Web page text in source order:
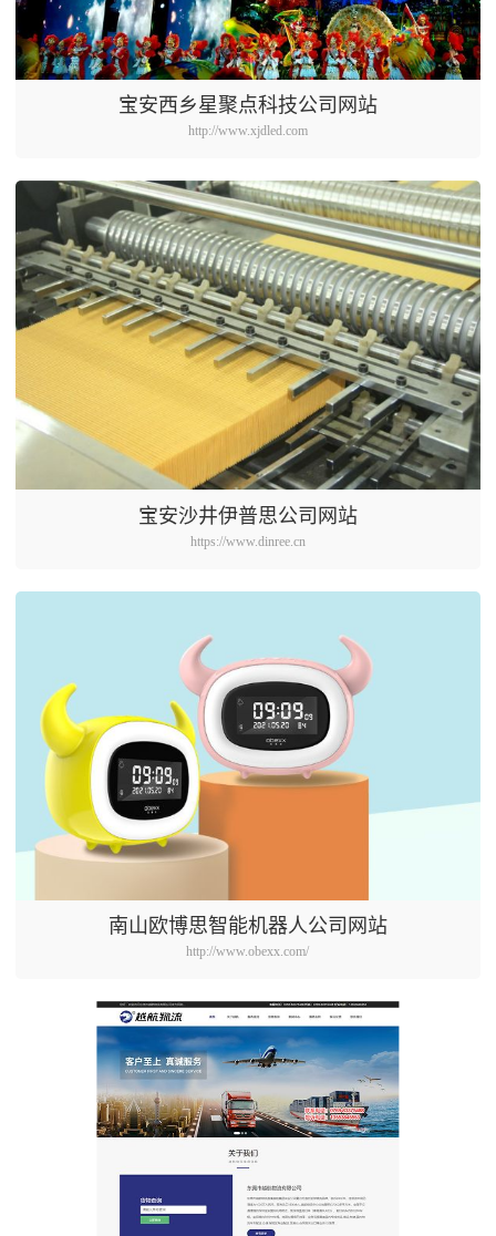
宝安西乡星聚点科技公司网站
http://www.xjdled.com
宝安沙井伊普思公司网站
https://www.dinree.cn
南山欧博思智能机器人公司网站
http://www.obexx.com/